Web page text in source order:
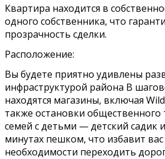
Квартира находится в
одного собственника, что
прозрачность сделки.
Расположение:
Вы будете приятно удивлены
инфраструктурой района В
находятся магазины, включая
также остановки общественного
семей с детьми — детский садик
минутах пешком, что избавит вас
необходимости переходить